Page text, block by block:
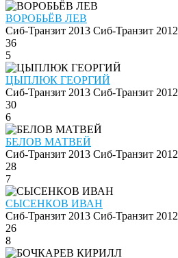
ВОРОБЬЁВ ЛЕВ
Сиб-Транзит 2013 Сиб-Транзит 2012
36
5
ЦЫПЛЮК ГЕОРГИЙ
Сиб-Транзит 2013 Сиб-Транзит 2012
30
6
БЕЛОВ МАТВЕЙ
Сиб-Транзит 2013 Сиб-Транзит 2012
28
7
СЫСЕНКОВ ИВАН
Сиб-Транзит 2013 Сиб-Транзит 2012
26
8